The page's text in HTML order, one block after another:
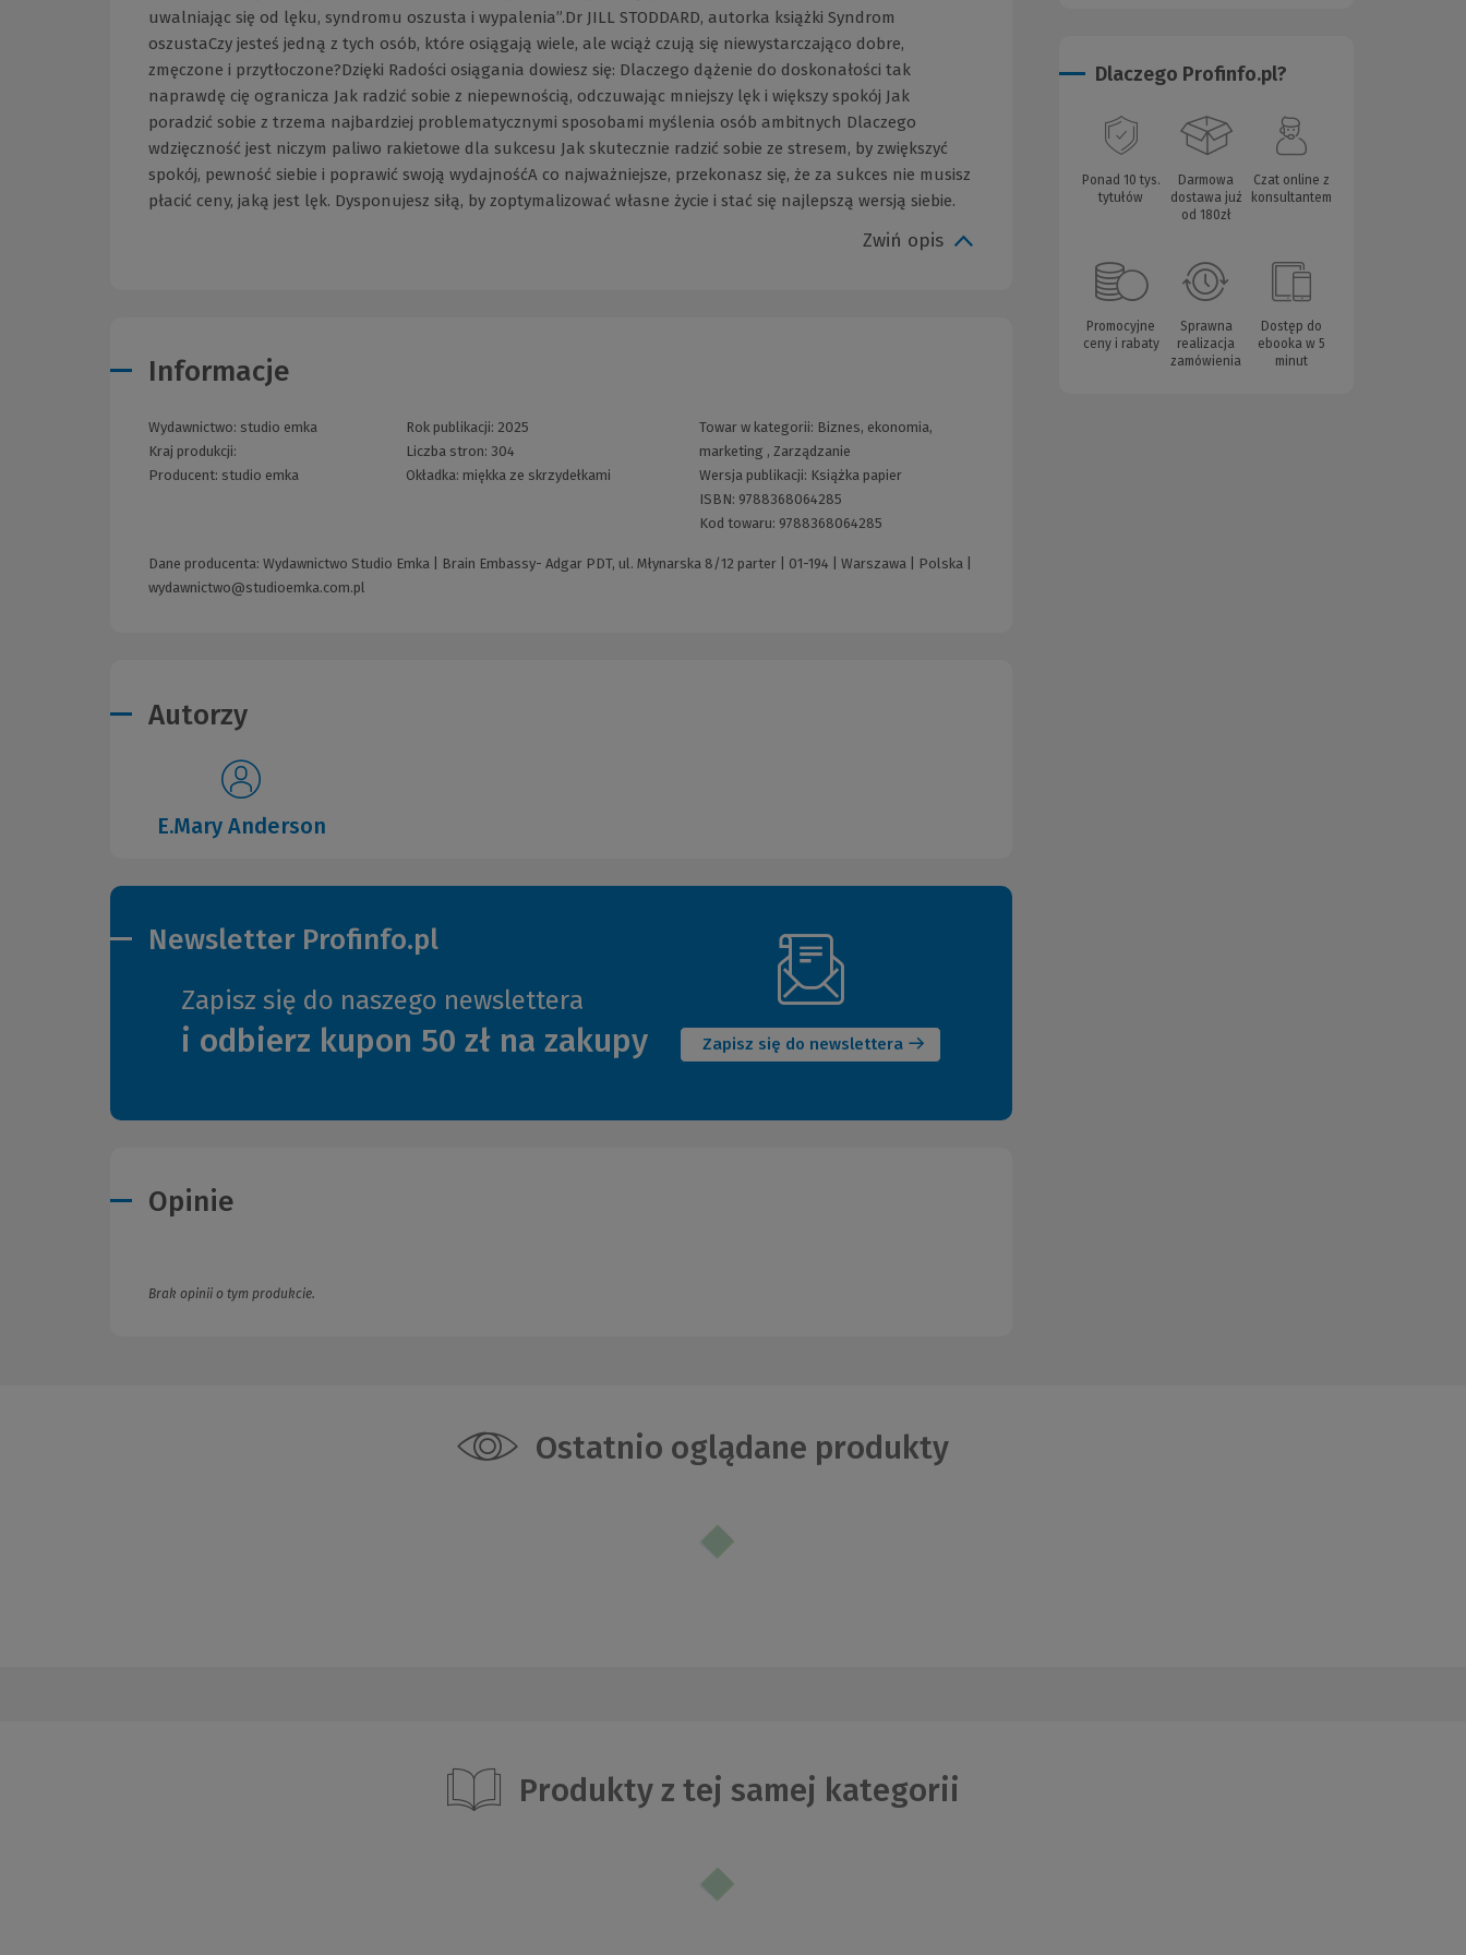
uwalniając się od lęku, syndromu oszusta i wypalenia”.Dr JILL STODDARD, autorka książki Syndrom
oszustaCzy jesteś jedną z tych osób, które osiągają wiele, ale wciąż czują się niewystarczająco dobre,
zmęczone i przytłoczone?Dzięki Radości osiągania dowiesz się: Dlaczego dążenie do doskonałości tak
naprawdę cię ogranicza Jak radzić sobie z niepewnością, odczuwając mniejszy lęk i większy spokój Jak
poradzić sobie z trzema najbardziej problematycznymi sposobami myślenia osób ambitnych Dlaczego
wdzięczność jest niczym paliwo rakietowe dla sukcesu Jak skutecznie radzić sobie ze stresem, by zwiększyć
spokój, pewność siebie i poprawić swoją wydajnośćA co najważniejsze, przekonasz się, że za sukces nie musisz
płacić ceny, jaką jest lęk. Dysponujesz siłą, by zoptymalizować własne życie i stać się najlepszą wersją siebie.
Zwiń opis
Informacje
Wydawnictwo: studio emka
Kraj produkcji:
Producent: studio emka
Rok publikacji: 2025
Liczba stron: 304
Okładka: miękka ze skrzydełkami
Towar w kategorii: Biznes, ekonomia,
marketing , Zarządzanie
Wersja publikacji: Książka papier
ISBN: 9788368064285
Kod towaru: 9788368064285
Dane producenta: Wydawnictwo Studio Emka | Brain Embassy- Adgar PDT, ul. Młynarska 8/12 parter | 01-194 | Warszawa | Polska |
wydawnictwo@studioemka.com.pl
Autorzy
E.Mary Anderson
Newsletter Profinfo.pl
Zapisz się do naszego newslettera
i odbierz kupon 50 zł na zakupy Zapisz się do newslettera
okno)
Opinie
Brak opinii o tym produkcie.
Dlaczego Profinfo.pl?
Ponad 10 tys.
tytułów
Darmowa
dostawa już
od 180zł
Czat online z
konsultantem
Promocyjne
ceny i rabaty
Sprawna
realizacja
zamówienia
Dostęp do
ebooka w 5
minut
Ostatnio oglądane produkty
Produkty z tej samej kategorii